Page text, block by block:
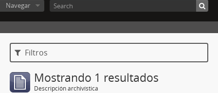
Navegar
Filtros
Mostrando 1 resultados
Descripción archivística